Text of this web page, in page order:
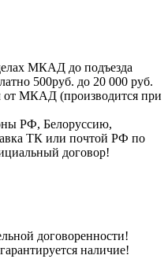
МКАД до подъезда
500руб. до 20 000 руб.
МКАД (производится при
РФ, Белоруссию,
ТК или почтой РФ по
договор!
договоренности!
наличие!